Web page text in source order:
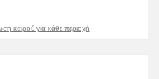
καιρού για κάθε περιοχή